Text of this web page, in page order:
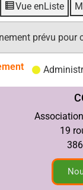
Vue enListe
prévu pour
19